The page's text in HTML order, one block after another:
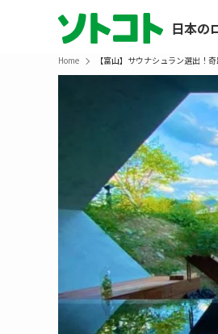
日本の
Home 【富山】サウナシュラン選出！